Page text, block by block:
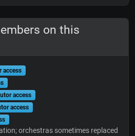
on this
access
access
access
orchestras sometimes replaced